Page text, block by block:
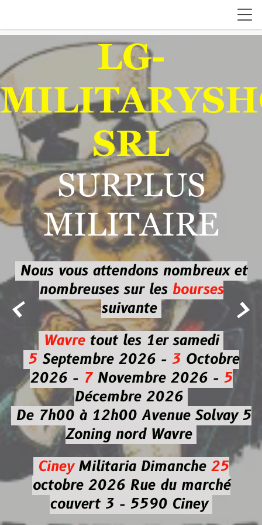
 
LG-
SRL
SURPLUS
MILITAIRE
Nous vous attendons nombreux et
nombreuses sur les bourses
suivante
Wavretout les 1er samedi
5Septembre 2026 - 3Octobre
2026 -7Novembre 2026 - 5
Décembre 2026
De 7h00 à 12h00 Avenue Solvay 5
Zoning nord Wavre
CineyMilitaria Dimanche 25
octobre 2026Rue du marché
couvert 3 - 5590 Ciney